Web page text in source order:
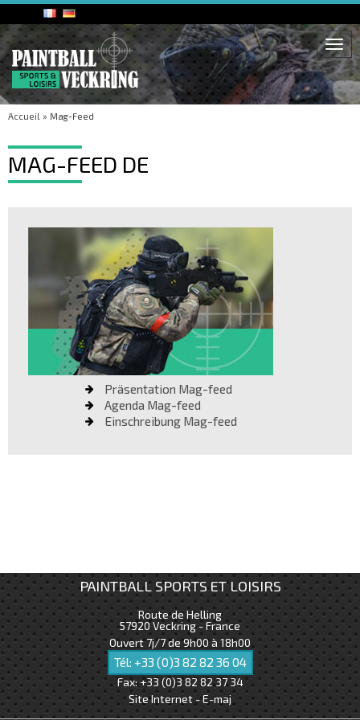
Accueil » Mag-Feed
MAG-FEED DE
Präsentation Mag-feed
Agenda Mag-feed
Einschreibung Mag-feed
PAINTBALL SPORTS ET LOISIRS
Route de Helling
57920Veckring - France
Ouvert 7j/7 de 9h00 à 18h00
Tél: +33 (0)3 82 82 36 04
Fax: +33 (0)3 82 82 37 34
Site Internet - E-maj